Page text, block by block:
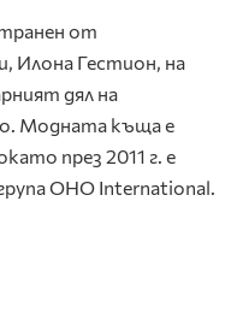
от
Илона Гестион, на
дял на
Модната къща е
през 2011 г. е
ОНО International.